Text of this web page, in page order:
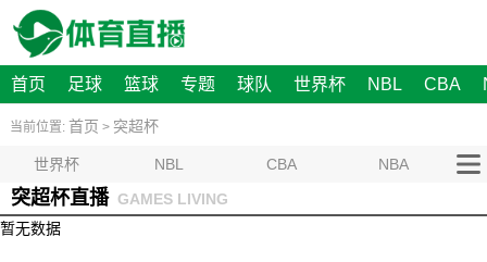
首页 足球 篮球 专题 球队 世界杯 NBL CBA
当前位置: 首页 > 突超杯
世界杯 NBL CBA NBA
突超杯直播 GAMES LIVING
暂无数据